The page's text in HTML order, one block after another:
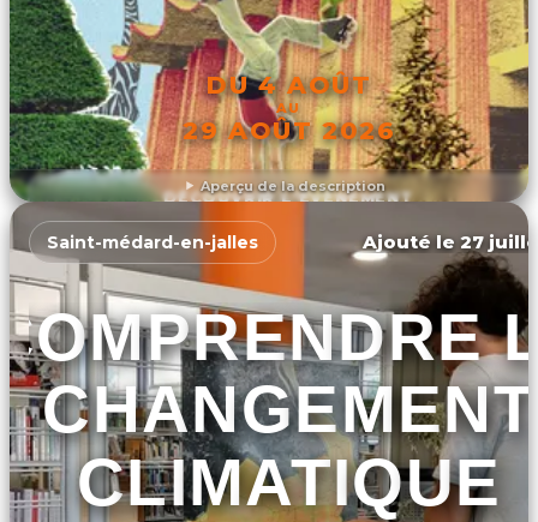
Aperçu de la description
DU 4 AOÛT
AU
29 AOÛT 2026
DÉCOUVRIR L'ÉVÉNEMENT
Saint-médard-en-jalles Ajouté le 27
CHANGEMENT
CLIMATIQUE